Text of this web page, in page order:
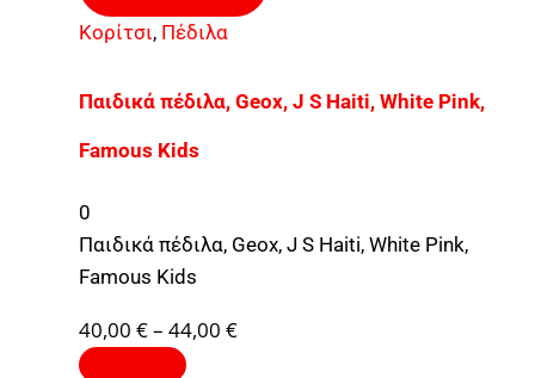
Κορίτσι, Πέδιλα
Παιδικά πέδιλα, Geox, J S Haiti, White Pink,
Famous Kids
0
Παιδικά πέδιλα, Geox, J S Haiti, White Pink,
Famous Kids
40,00 €– 44,00 €